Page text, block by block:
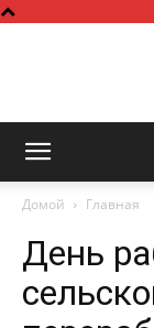
Домой Главная
День